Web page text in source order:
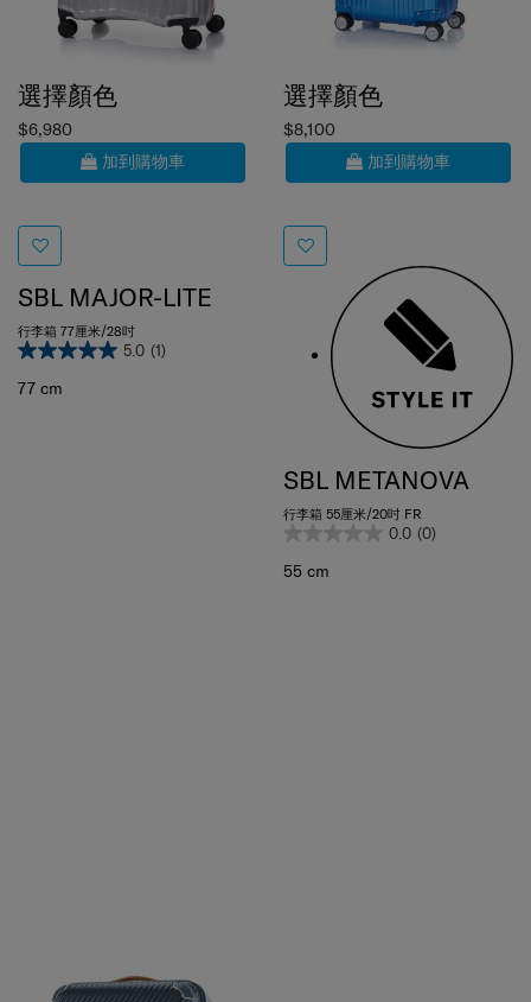
$6,980
加到購物車
SBL MAJOR-LITE
行李箱 77厘米/28吋
5.0
77 cm
$8,100
加到購物車
SBL METANOVA
行李箱 55厘米/20吋 FR
0.0 (0)
55 cm